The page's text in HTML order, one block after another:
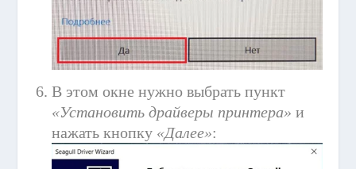
В этом окне нужно выбрать пункт
«Установить драйверы принтера» и
нажать кнопку «Далее»: